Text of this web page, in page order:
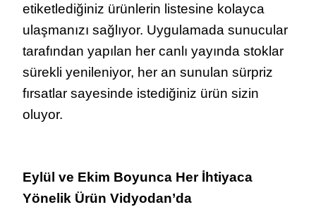
etiketlediğiniz ürünlerin listesine kolayca
ulaşmanızı sağlıyor. Uygulamada sunucular
tarafından yapılan her canlı yayında stoklar
sürekli yenileniyor, her an sunulan sürpriz
fırsatlar sayesinde istediğiniz ürün sizin
oluyor.
Eylül ve Ekim Boyunca Her İhtiyaca
Yönelik Ürün Vidyodan’da